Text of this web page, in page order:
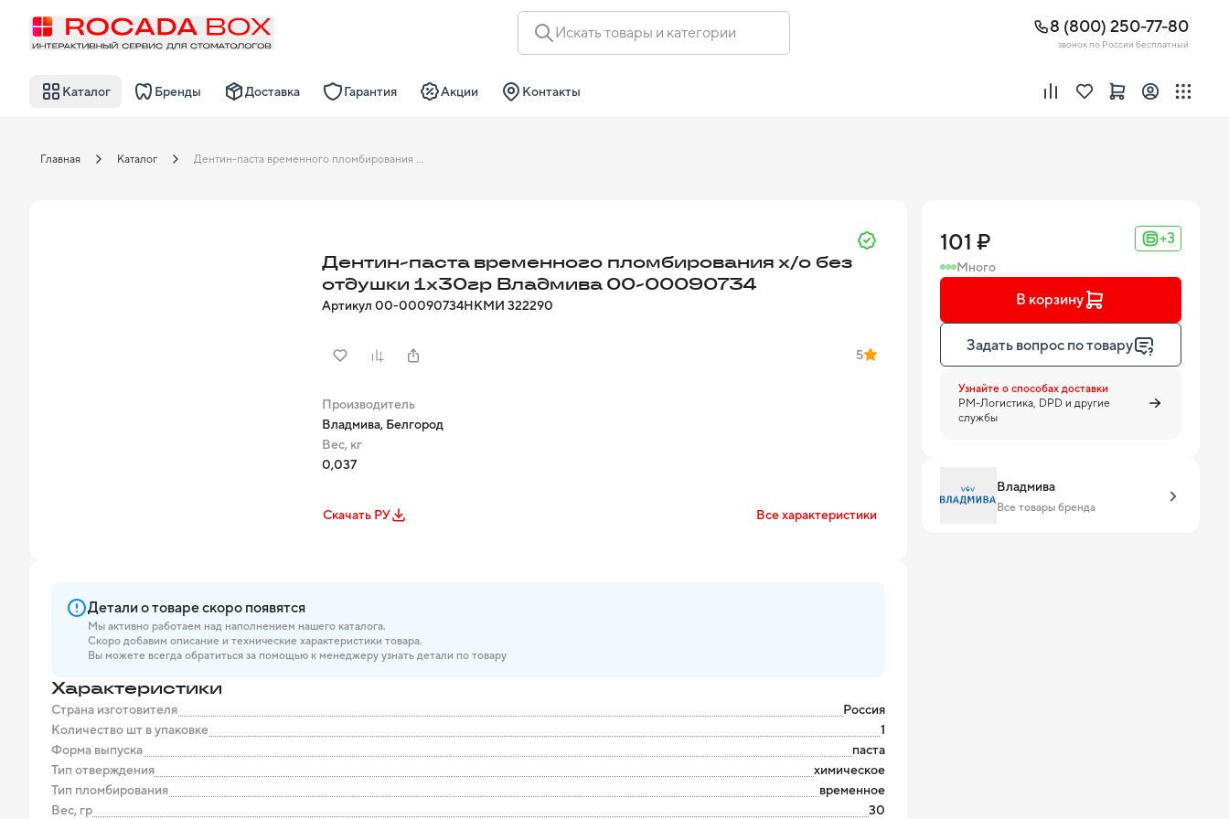
Искать товары и категории 8 (800) 250-77-80
звонок по России бесплатный
Каталог Бренды Доставка Гарантия Акции Контакты
Главная Каталог Дентин-паста временного пломбирования х/о без отдушки 1х30гр Владмива 00-00090734
Дентин-паста временного пломбирования х/о без
отдушки 1х30гр Владмива 00-00090734
Артикул 00-00090734НКМИ 322290
5
Производитель
Владмива, Белгород
Вес, кг
0,037
Скачать РУ Все характеристики
Детали о товаре скоро появятся
Мы активно работаем над наполнением нашего каталога.
Скоро добавим описание и технические характеристики товара.
Вы можете всегда обратиться за помощью к менеджеру узнать детали по товару
Характеристики
Страна изготовителя
Россия
Количество шт в упаковке
1
Форма выпуска
паста
Тип отверждения
химическое
Тип пломбирования
временное
Вес, гр
30
101 ₽ +3
Много
В корзину
Задать вопрос по товару
Узнайте о способах доставки
PM-Логистика, DPD и другие
службы
Владмива
Все товары бренда